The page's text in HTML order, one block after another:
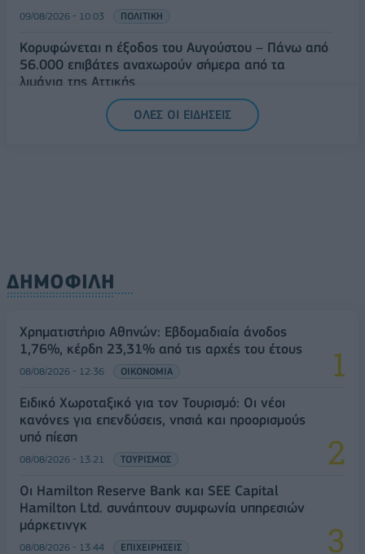
09/08/2026 - 10:03 ΠΟΛΙΤΙΚΗ
Κορυφώνεται η έξοδος του Αυγούστου – Πάνω από
56.000 επιβάτες αναχωρούν σήμερα από τα
λιμάνια της Αττικής
ΕΛΛΑΔΑ
Δυτική Αττική: Η επόμενη ημέρα μετά τις πυρκαγιές
ΟΛΕΣ ΟΙ ΕΙΔΗΣΕΙΣ
ΔΗΜΟΦΙΛΗ
Χρηματιστήριο Αθηνών: Εβδομαδιαία άνοδος
1,76%, κέρδη 23,31% από τις αρχές του έτους
08/08/2026 - 12:36 ΟΙΚΟΝΟΜΙΑ
Ειδικό Χωροταξικό για τον Τουρισμό: Οι νέοι
κανόνες για επενδύσεις, νησιά και προορισμούς
υπό πίεση
08/08/2026 - 13:21 ΤΟΥΡΙΣΜΟΣ
Οι Hamilton Reserve Bank και SEE Capital
Hamilton Ltd. συνάπτουν συμφωνία υπηρεσιών
μάρκετινγκ
08/08/2026 - 13:44 ΕΠΙΧΕΙΡΗΣΕΙΣ